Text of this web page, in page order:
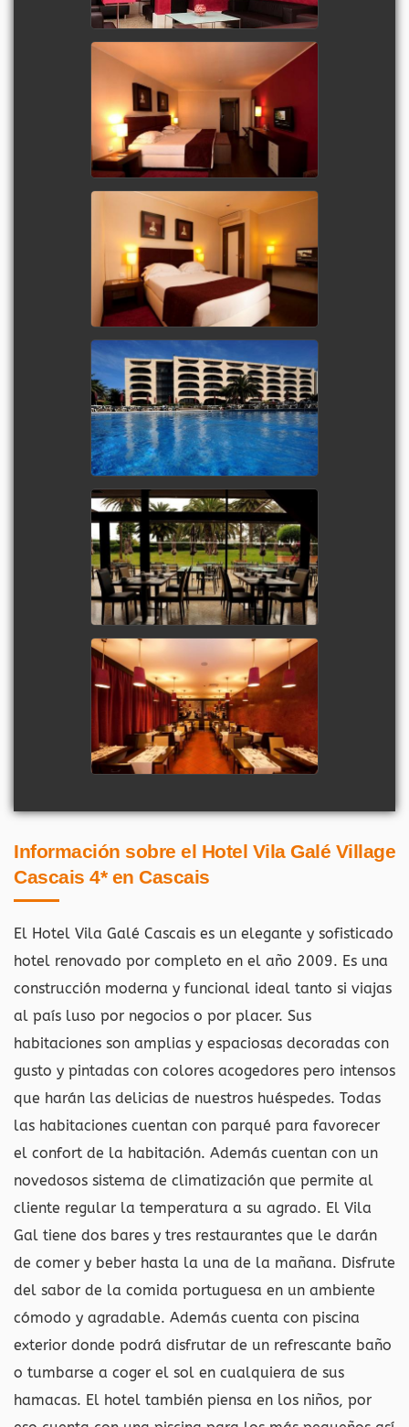
Información sobre el Hotel Vila Galé Village
Cascais 4* en Cascais
El Hotel Vila Galé Cascais es un elegante y sofisticado
hotel renovado por completo en el año 2009. Es una
construcción moderna y funcional ideal tanto si viajas
al país luso por negocios o por placer. Sus
habitaciones son amplias y espaciosas decoradas con
gusto y pintadas con colores acogedores pero intensos
que harán las delicias de nuestros huéspedes. Todas
las habitaciones cuentan con parqué para favorecer
el confort de la habitación. Además cuentan con un
novedosos sistema de climatización que permite al
cliente regular la temperatura a su agrado. El Vila
Gal tiene dos bares y tres restaurantes que le darán
de comer y beber hasta la una de la mañana. Disfrute
del sabor de la comida portuguesa en un ambiente
cómodo y agradable. Además cuenta con piscina
exterior donde podrá disfrutar de un refrescante baño
o tumbarse a coger el sol en cualquiera de sus
hamacas. El hotel también piensa en los niños, por